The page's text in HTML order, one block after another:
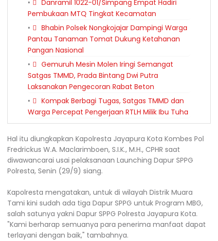
Danramil 1022-01/Simpang Empat Hadiri
Pembukaan MTQ Tingkat Kecamatan
Bhabin Polsek Nongkojajar Dampingi Warga
Pantau Tanaman Tomat Dukung Ketahanan
Pangan Nasional
Gemuruh Mesin Molen Iringi Semangat
Satgas TMMD, Prada Bintang Dwi Putra
Laksanakan Pengecoran Rabat Beton
Kompak Berbagi Tugas, Satgas TMMD dan
Warga Percepat Pengerjaan RTLH Milik Ibu Tuha
Hal itu diungkapkan Kapolresta Jayapura Kota Kombes Pol
Fredrickus W.A. Maclarimboen, S.I.K., M.H., CPHR saat
diwawancarai usai pelaksanaan Launching Dapur SPPG
Polresta, Senin (29/9) siang.
Kapolresta mengatakan, untuk di wilayah Distrik Muara
Tami kini sudah ada tiga Dapur SPPG untuk Program MBG,
salah satunya yakni Dapur SPPG Polresta Jayapura Kota.
"Kami berharap semuanya para penerima manfaat dapat
terlayani dengan baik," tambahnya.